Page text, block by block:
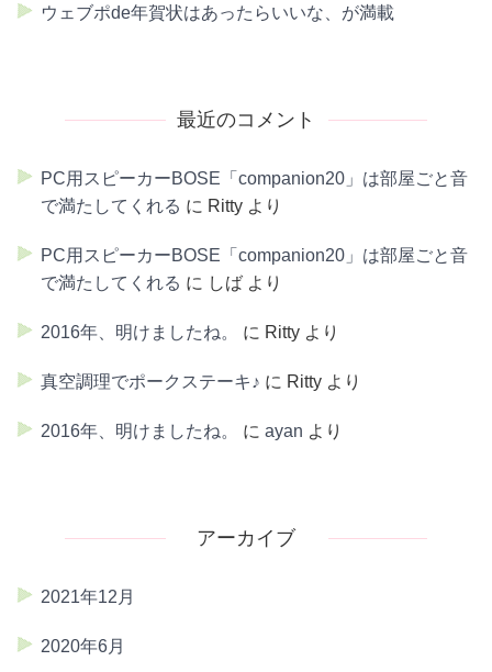
ウェブポde年賀状はあったらいいな、が満載
最近のコメント
PC用スピーカーBOSE「companion20」は部屋ごと音
で満たしてくれる に Ritty より
PC用スピーカーBOSE「companion20」は部屋ごと音
で満たしてくれる に しば より
2016年、明けましたね。 に Ritty より
真空調理でポークステーキ♪ に Ritty より
2016年、明けましたね。 に ayan より
アーカイブ
2021年12月
2020年6月